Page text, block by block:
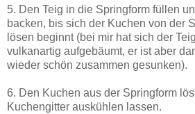
5. Den Teig in die Springform füllen
backen, bis sich der Kuchen von der
lösen beginnt (bei mir hat sich der
vulkanartig aufgebäumt, er ist aber
wieder schön zusammen gesunken).
6. Den Kuchen aus der Springform
Kuchengitter auskühlen lassen.